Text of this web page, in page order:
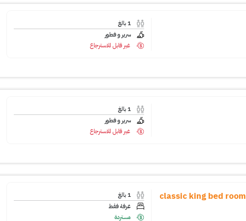
1 بالغ
سرير و فطور
غير قابل للاسترجاع
1 بالغ
سرير و فطور
غير قابل للاسترجاع
classic king bed room
1 بالغ
غرفة فقط
مستردة